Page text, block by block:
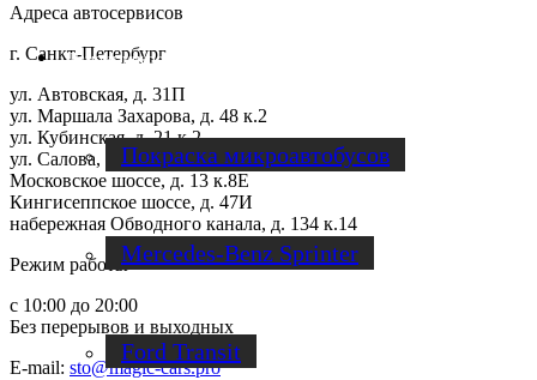
Ремонт микроавтобусов
Покраска микроавтобусов
Mercedes-Benz Sprinter
Ford Transit
Адреса автосервисов
г. Санкт-Петербург
ул. Автовская, д. 31П
ул. Маршала Захарова, д. 48 к.2
ул. Кубинская, д. 21 к.2
ул. Салова, д. 57 к.1Щ
Московское шоссе, д. 13 к.8Е
Кингисеппское шоссе, д. 47И
набережная Обводного канала, д. 134 к.14
Режим работы
с 10:00 до 20:00
Без перерывов и выходных
E-mail: sto@magic-cars.pro